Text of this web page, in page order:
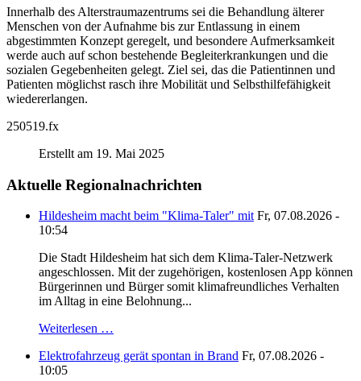
Innerhalb des Alterstraumazentrums sei die Behandlung älterer
Menschen von der Aufnahme bis zur Entlassung in einem
abgestimmten Konzept geregelt, und besondere Aufmerksamkeit
werde auch auf schon bestehende Begleiterkrankungen und die
sozialen Gegebenheiten gelegt. Ziel sei, das die Patientinnen und
Patienten möglichst rasch ihre Mobilität und Selbsthilfefähigkeit
wiedererlangen.
250519.fx
Erstellt am 19. Mai 2025
Aktuelle Regionalnachrichten
Hildesheim macht beim "Klima-Taler" mit Fr, 07.08.2026 -
10:54
Die Stadt Hildesheim hat sich dem Klima-Taler-Netzwerk
angeschlossen. Mit der zugehörigen, kostenlosen App können
Bürgerinnen und Bürger somit klimafreundliches Verhalten
im Alltag in eine Belohnung...
Weiterlesen …
Elektrofahrzeug gerät spontan in Brand Fr, 07.08.2026 -
10:05